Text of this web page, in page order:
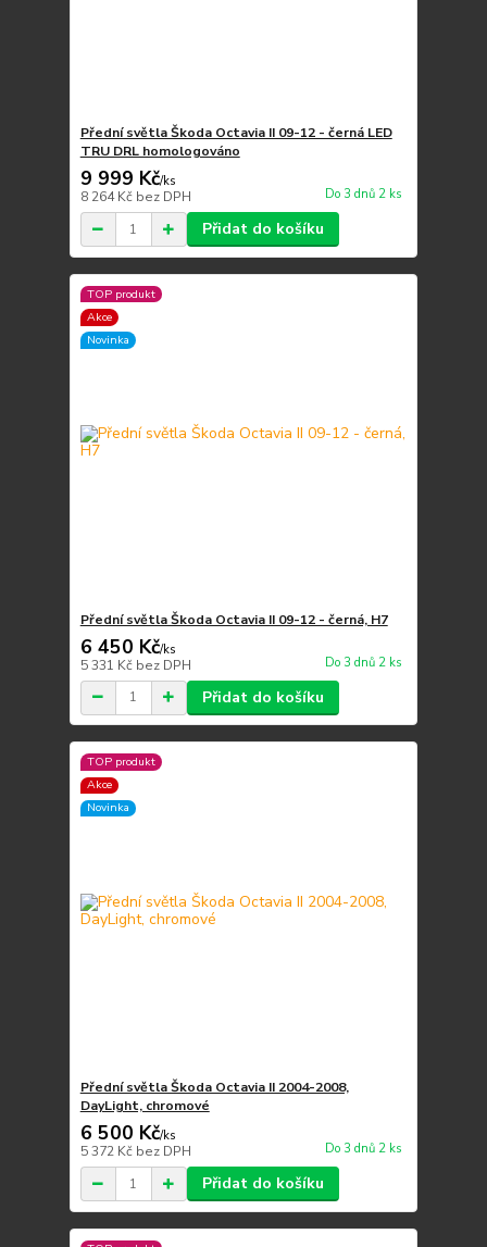
Přední světla Škoda Octavia II 09-12 - černá LED
TRU DRL homologováno
9 999 Kč/ks
8 264 Kč bez DPH Do 3 dnů 2 ks
Přidat do košíku
TOP produkt
Akce
Novinka
Přední světla Škoda Octavia II 09-12 - černá, H7
6 450 Kč/ks
5 331 Kč bez DPH Do 3 dnů 2 ks
Přidat do košíku
TOP produkt
Akce
Novinka
Přední světla Škoda Octavia II 2004-2008,
DayLight, chromové
6 500 Kč/ks
5 372 Kč bez DPH Do 3 dnů 2 ks
Přidat do košíku